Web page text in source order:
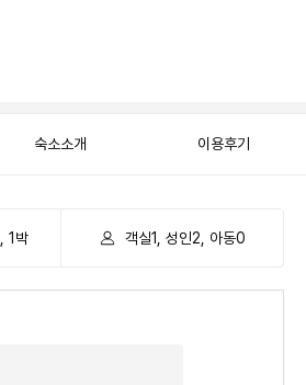
숙소소개 이용후기
1 박 객실1, 성인2, 아동0